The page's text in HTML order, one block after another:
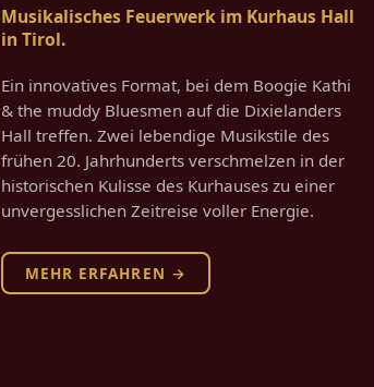
Musikalisches Feuerwerk im Kurhaus Hall
in Tirol.
Ein innovatives Format, bei dem Boogie Kathi
& the muddy Bluesmen auf die Dixielanders
Hall treffen. Zwei lebendige Musikstile des
frühen 20. Jahrhunderts verschmelzen in der
historischen Kulisse des Kurhauses zu einer
unvergesslichen Zeitreise voller Energie.
MEHR ERFAHREN →